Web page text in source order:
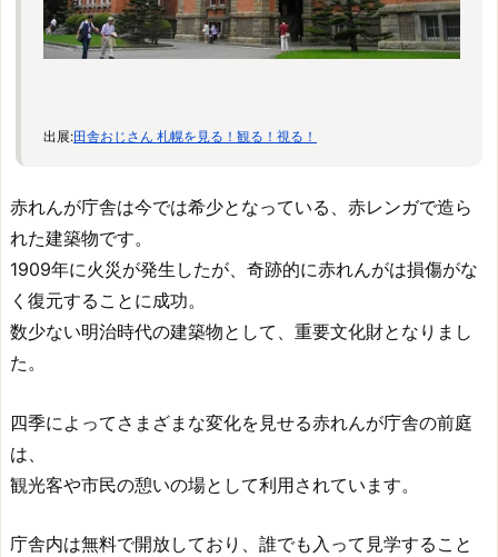
出展:田舎おじさん 札幌を見る！観る！視る！
赤れんが庁舎は今では希少となっている、赤レンガで造ら
れた建築物です。
1909年に火災が発生したが、奇跡的に赤れんがは損傷がな
く復元することに成功。
数少ない明治時代の建築物として、重要文化財となりまし
た。
四季によってさまざまな変化を見せる赤れんが庁舎の前庭
は、
観光客や市民の憩いの場として利用されています。
庁舎内は無料で開放しており、誰でも入って見学すること